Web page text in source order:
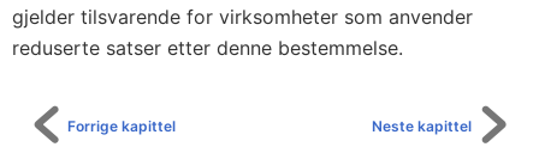
gjelder tilsvarende for virksomheter som anvender
reduserte satser etter denne bestemmelse.
Neste kapittel
Forrige kapittel